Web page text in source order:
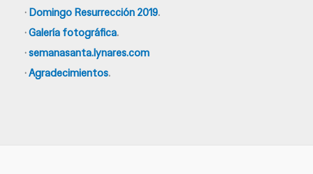
· Domingo Resurrección 2019.
·Galería fotográfica.
·semanasanta.lynares.com
·Agradecimientos.